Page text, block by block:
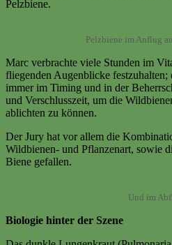
Pelzbiene.
Pelzbiene im Anflug
Marc verbrachte viele Stunden im
fliegenden Augenblicke
immer im Timing und in der
und Verschlusszeit, um die
ablichten zu können.
Der Jury hat vor allem die
Wildbienen- und Pflanzenart, sowie
Biene gefallen.
Und im
Biologie hinter der Szene